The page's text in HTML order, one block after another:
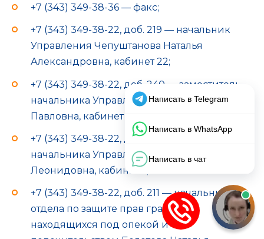
+7 (343) 349-38-36 — факс;
+7 (343) 349-38-22, доб. 219 — начальник
Управления Чепуштанова Наталья
Александровна, кабинет 22;
+7 (343) 349-38-22, доб. 240 — заместитель
начальника Управления Пестова Татьяна
Павловна, кабинет 5;
+7 (343) 349-38-22, доб. 235 — заместитель
начальника Управления Проничева Вера
Леонидовна, кабинет 6;
+7 (343) 349-38-22, доб. 211 — начальник
отдела по защите прав граждан
находящихся под опекой и